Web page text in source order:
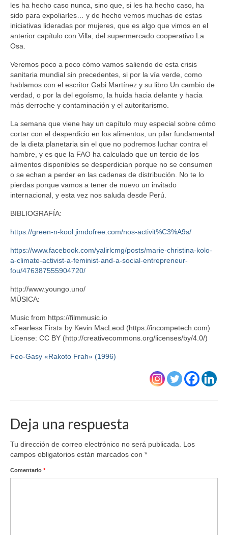
les ha hecho caso nunca, sino que, si les ha hecho caso, ha
sido para expoliarles… y de hecho vemos muchas de estas
iniciativas lideradas por mujeres, que es algo que vimos en el
anterior capítulo con Villa, del supermercado cooperativo La
Osa.
Veremos poco a poco cómo vamos saliendo de esta crisis
sanitaria mundial sin precedentes, si por la vía verde, como
hablamos con el escritor Gabi Martínez y su libro Un cambio de
verdad, o por la del egoísmo, la huida hacia delante y hacia
más derroche y contaminación y el autoritarismo.
La semana que viene hay un capítulo muy especial sobre cómo
cortar con el desperdicio en los alimentos, un pilar fundamental
de la dieta planetaria sin el que no podremos luchar contra el
hambre, y es que la FAO ha calculado que un tercio de los
alimentos disponibles se desperdician porque no se consumen
o se echan a perder en las cadenas de distribución. No te lo
pierdas porque vamos a tener de nuevo un invitado
internacional, y esta vez nos saluda desde Perú.
BIBLIOGRAFÍA:
https://green-n-kool.jimdofree.com/nos-activit%C3%A9s/
https://www.facebook.com/yalirlcmg/posts/marie-christina-kolo-
a-climate-activist-a-feminist-and-a-social-entrepreneur-
fou/476387555904720/
http://www.youngo.uno/
MÚSICA:
Music from https://filmmusic.io
«Fearless First» by Kevin MacLeod (https://incompetech.com)
License: CC BY (http://creativecommons.org/licenses/by/4.0/)
Feo-Gasy «Rakoto Frah» (1996)
Deja una respuesta
Tu dirección de correo electrónico no será publicada.
Los
campos obligatorios están marcados con *
Comentario *